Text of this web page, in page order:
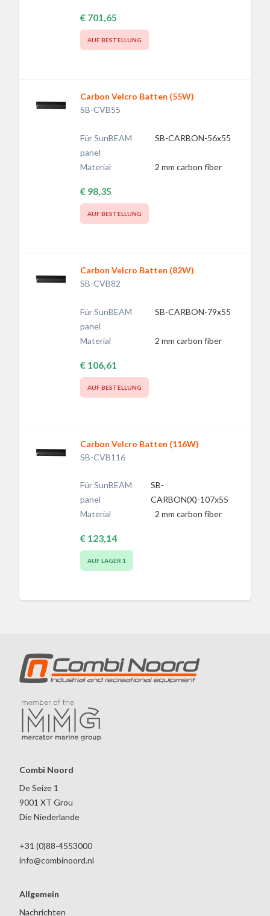
€ 701,65
AUF BESTELLUNG
Carbon Velcro Batten (55W)
SB-CVB55
Für SunBEAM
panel
SB-CARBON-56x55
Material 2 mm carbon fiber
€ 98,35
AUF BESTELLUNG
Carbon Velcro Batten (82W)
SB-CVB82
Für SunBEAM
panel
SB-CARBON-79x55
Material 2 mm carbon fiber
€ 106,61
AUF BESTELLUNG
Carbon Velcro Batten (116W)
SB-CVB116
Für SunBEAM
panel
SB-
CARBON(X)-107x55
Material
2 mm carbon fiber
€ 123,14
AUF LAGER 1
Combi Noord
De Seize 1
9001 XT Grou
Die Niederlande
+31 (0)88-4553000
info@combinoord.nl
Allgemein
Nachrichten